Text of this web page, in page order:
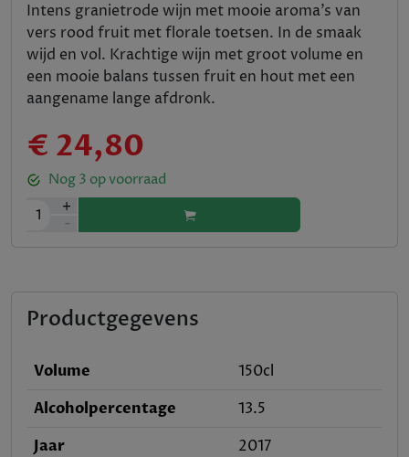
Intens granietrode wijn met mooie aroma’s van
vers rood fruit met florale toetsen. In de smaak
wijd en vol. Krachtige wijn met groot volume en
een mooie balans tussen fruit en hout met een
aangename lange afdronk.
€ 24,80
Nog3 op voorraad
1
+
-
Productgegevens
Volume
150cl
Alcoholpercentage
13.5
Jaar
2017